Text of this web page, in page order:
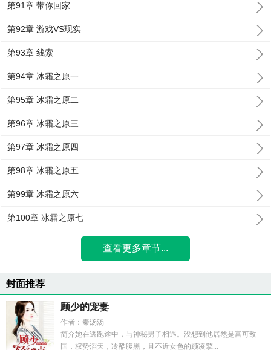
第91章 带你回家
第92章 游戏VS现实
第93章 线索
第94章 冰霜之原一
第95章 冰霜之原二
第96章 冰霜之原三
第97章 冰霜之原四
第98章 冰霜之原五
第99章 冰霜之原六
第100章 冰霜之原七
查看更多章节...
封面推荐
顾少的宠妻
作者：秦汤汤
简介她在逃跑途中，与神秘男子相遇。没想到他居然是富可敌
国，权势滔天，冷酷腹黑，且不近女色的顾凌擎...